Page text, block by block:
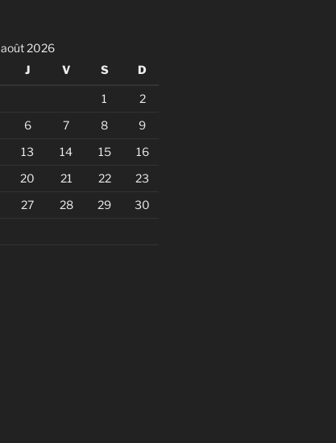
août 2026
J V S D
1
2
6 7 8
9
13 14 15
16
20 21 22
23
27 28 29
30